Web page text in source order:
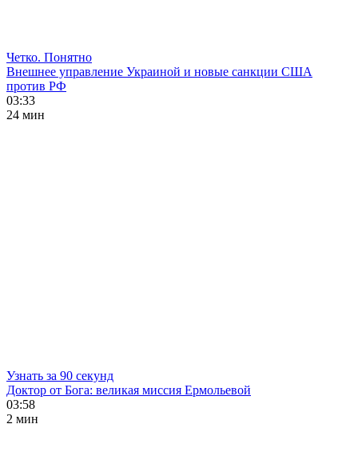
Четко. Понятно
Внешнее управление Украиной и новые санкции США
против РФ
03:33
24 мин
Узнать за 90 секунд
Доктор от Бога: великая миссия Ермольевой
03:58
2 мин